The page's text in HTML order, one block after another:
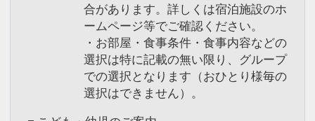
合があります。詳しくは宿泊施設のホ
ームページ等でご確認ください。
・お部屋・食事条件・食事内容などの
選択は特に記載の無い限り、グループ
での選択となります（おひとり様毎の
選択はできません）。